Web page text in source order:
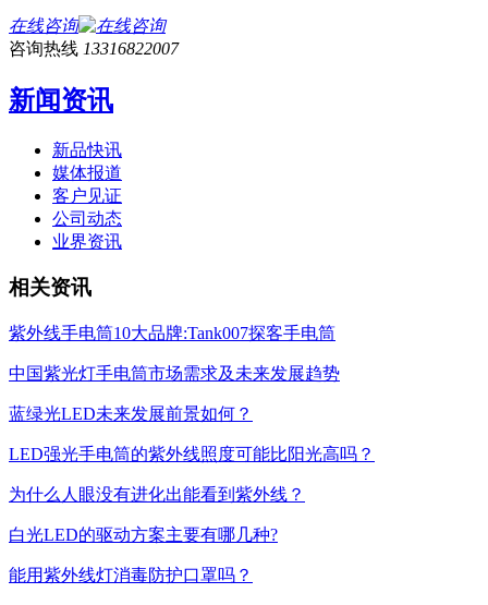
在线咨询
咨询热线 13316822007
新闻资讯
新品快讯
媒体报道
客户见证
公司动态
业界资讯
相关资讯
紫外线手电筒10大品牌:Tank007探客手电筒
中国紫光灯手电筒市场需求及未来发展趋势
蓝绿光LED未来发展前景如何？
LED强光手电筒的紫外线照度可能比阳光高吗？
为什么人眼没有进化出能看到紫外线？
白光LED的驱动方案主要有哪几种?
能用紫外线灯消毒防护口罩吗？